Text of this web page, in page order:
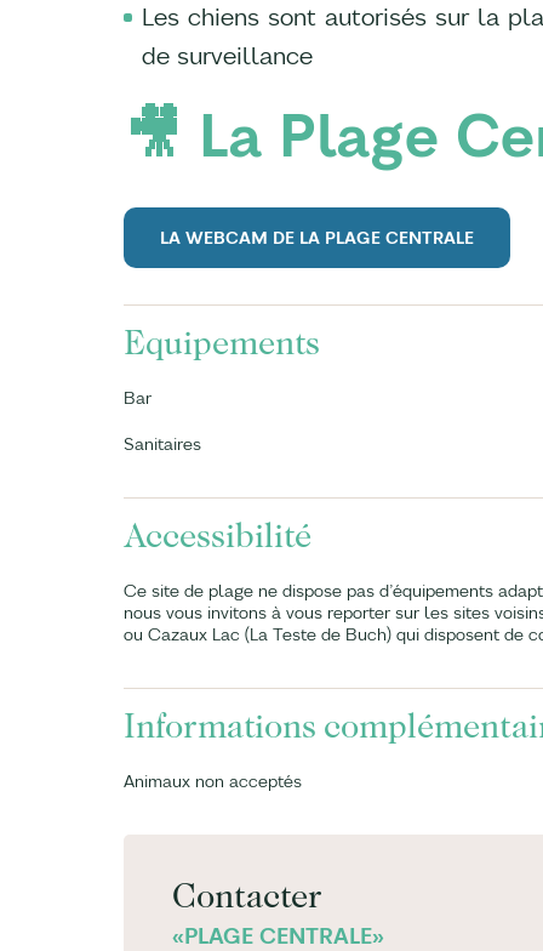
Les chiens sont autorisés sur la
de surveillance
🎥 La Plage
LA WEBCAM DE LA PLAGE CENTRALE
Equipements
Bar
Sanitaires
Accessibilité
Ce site de plage ne dispose pas d’équipements
nous vous invitons à vous reporter sur les sites
ou Cazaux Lac (La Teste de Buch) qui disposent de
Informations
Animaux non acceptés
Contacter
«PLAGE CENTRALE»